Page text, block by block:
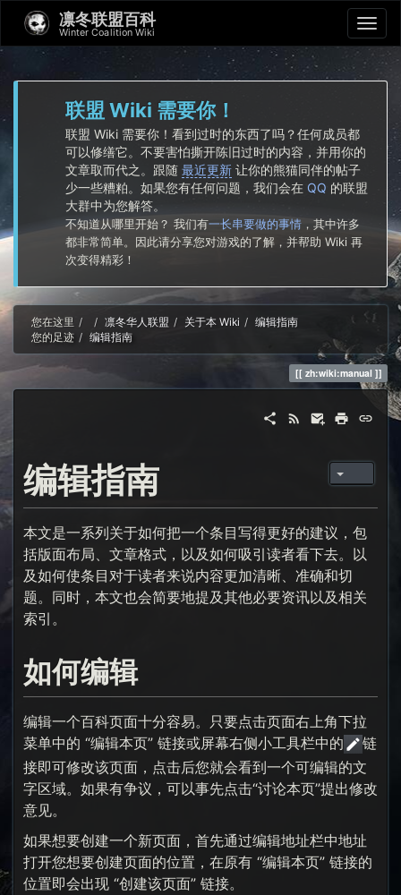
凛冬联盟百科
Winter Coalition Wiki
联盟 Wiki 需要你！
联盟 Wiki 需要你！看到过时的东西了吗？任何成员都
可以修缮它。不要害怕撕开陈旧过时的内容，并用你的
文章取而代之。跟随最近更新 让你的熊猫同伴的帖子
少一些糟粕。如果您有任何问题，我们会在 QQ 的联盟
大群中为您解答。
不知道从哪里开始？ 我们有一长串要做的事情 ，其中许多
都非常简单。因此请分享您对游戏的了解，并帮助 Wiki 再
次变得精彩！
您在这里 Home凛冬华人联盟 关于本 Wiki
编辑指南
您的足迹
编辑指南
zh:wiki:manual
编辑指南
本文是一系列关于如何把一个条目写得更好的建议，包
括版面布局、文章格式，以及如何吸引读者看下去。以
及如何使条目对于读者来说内容更加清晰、准确和切
题。同时，本文也会简要地提及其他必要资讯以及相关
索引。
如何编辑
编辑一个百科页面十分容易。只要点击页面右上角下拉
菜单中的 “编辑本页” 链接或屏幕右侧小工具栏中的
链
接即可修改该页面，点击后您就会看到一个可编辑的文
字区域。如果有争议，可以事先点击“讨论本页”提出修改
意见。
如果想要创建一个新页面，首先通过编辑地址栏中地址
打开您想要创建页面的位置，在原有 “编辑本页” 链接的
位置即会出现 “创建该页面” 链接。